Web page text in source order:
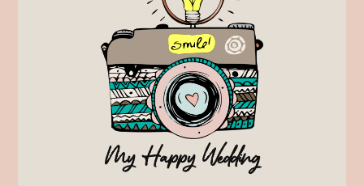
My Happy Wedding